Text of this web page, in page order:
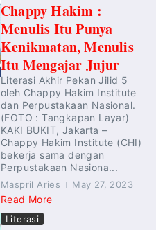
Chappy Hakim :
Menulis Itu Punya
Kenikmatan, Menulis
Itu Mengajar Jujur
Literasi Akhir Pekan Jilid 5
oleh Chappy Hakim Institute
dan Perpustakaan Nasional.
(FOTO : Tangkapan Layar)
KAKI BUKIT, Jakarta –
Chappy Hakim Institute (CHI)
bekerja sama dengan
Perpustakaan Nasiona...
Maspril Aries May 27, 2023
Read More
Literasi